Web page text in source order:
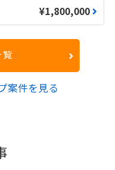
¥1,800,000
案件を見る